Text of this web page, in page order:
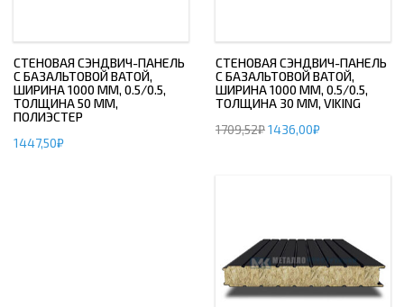
СТЕНОВАЯ СЭНДВИЧ-ПАНЕЛЬ
С БАЗАЛЬТОВОЙ ВАТОЙ,
ШИРИНА 1000 ММ, 0.5/0.5,
ТОЛЩИНА 50 ММ,
ПОЛИЭСТЕР
1447,50₽
СТЕНОВАЯ СЭНДВИЧ-ПАНЕЛЬ
С БАЗАЛЬТОВОЙ ВАТОЙ,
ШИРИНА 1000 ММ, 0.5/0.5,
ТОЛЩИНА 30 ММ, VIKING
1709,52₽1436,00₽